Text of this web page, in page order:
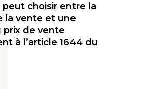
peut choisir entre la
la vente et une
de vente
à l’article 1644 du